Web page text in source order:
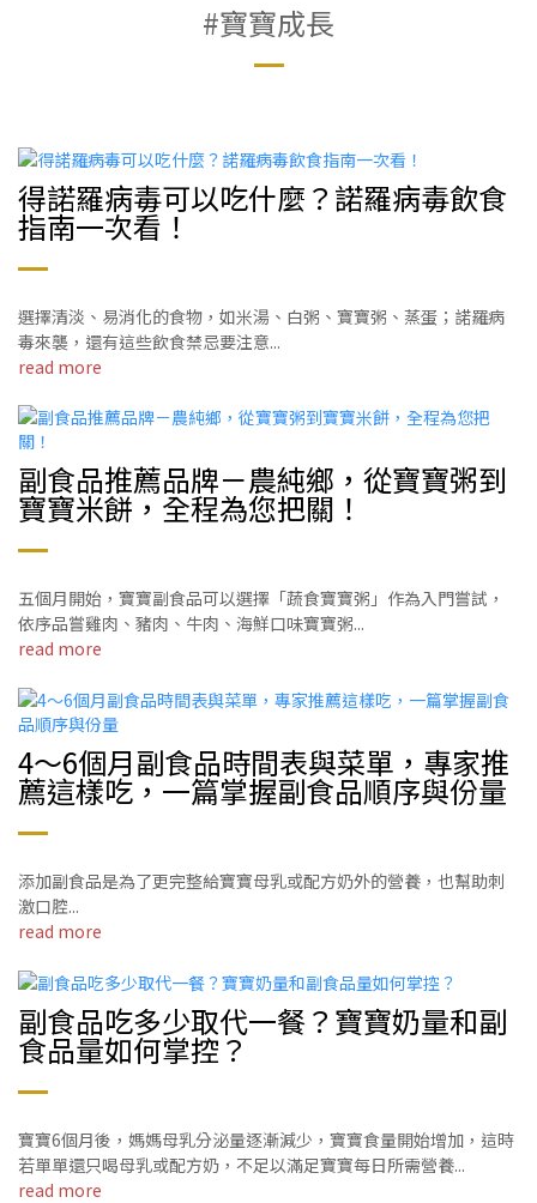
#寶寶成長
得諾羅病毒可以吃什麼？諾羅病毒飲食
指南一次看！
選擇清淡、易消化的食物，如米湯、白粥、寶寶粥、蒸蛋；諾羅病
毒來襲，還有這些飲食禁忌要注意...
read more
副食品推薦品牌－農純鄉，從寶寶粥到
寶寶米餅，全程為您把關！
五個月開始，寶寶副食品可以選擇「蔬食寶寶粥」作為入門嘗試，
依序品嘗雞肉、豬肉、牛肉、海鮮口味寶寶粥...
read more
4～6個月副食品時間表與菜單，專家推
薦這樣吃，一篇掌握副食品順序與份量
添加副食品是為了更完整給寶寶母乳或配方奶外的營養，也幫助刺
激口腔...
read more
副食品吃多少取代一餐？寶寶奶量和副
食品量如何掌控？
寶寶6個月後，媽媽母乳分泌量逐漸減少，寶寶食量開始增加，這時
若單單還只喝母乳或配方奶，不足以滿足寶寶每日所需營養...
read more